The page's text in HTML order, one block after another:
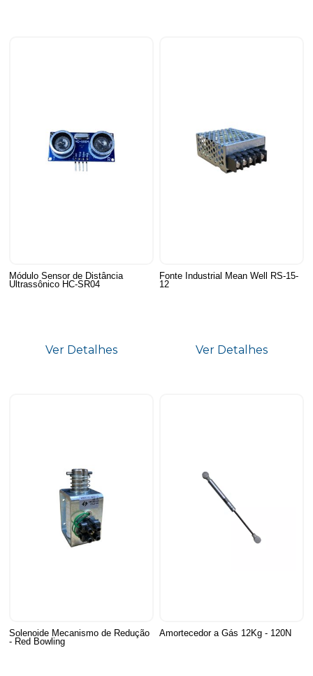
Módulo Sensor de Distância
Ultrassônico HC-SR04
Ver Detalhes
Fonte Industrial Mean Well RS-15-
12
Ver Detalhes
Solenoide Mecanismo de Redução
- Red Bowling
Amortecedor a Gás 12Kg - 120N